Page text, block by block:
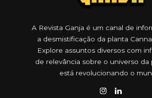
A Revista Ganja é um canal de
a desmistificação da planta
Explore assuntos diversos com
de relevância sobre o universo da
está revolucionando o